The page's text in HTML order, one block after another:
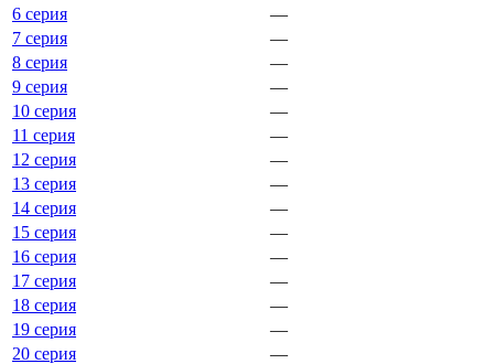
6 серия
—
7 серия
—
8 серия
—
9 серия
—
10 серия
—
11 серия
—
12 серия
—
13 серия
—
14 серия
—
15 серия
—
16 серия
—
17 серия
—
18 серия
—
19 серия
—
20 серия
—